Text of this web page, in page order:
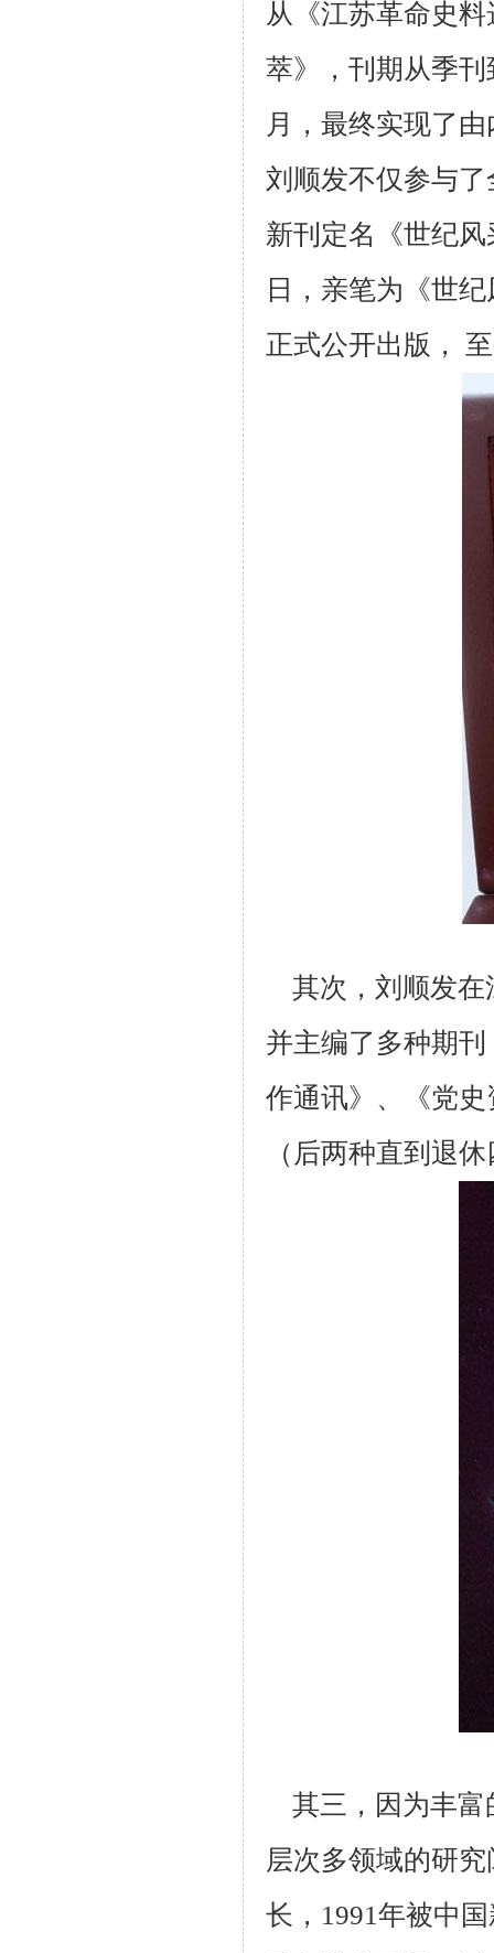
从《江苏革命史
萃》，刊期从季
月，最终实现了
刘顺发不仅参与
新刊定名《世纪
日，亲笔为《世
正式公开出版，
其次，刘顺发
并主编了多种期
作通讯》、《党
（后两种直到退
其三，因为丰
层次多领域的研
长， 1991年被中